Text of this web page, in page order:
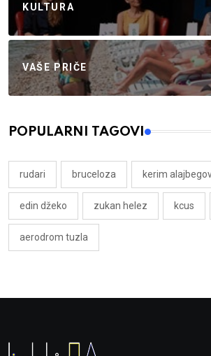
KULTURA
VAŠE PRIČE
POPULARNI TAGOVI
rudari bruceloza kerim
edin džeko zukan helez kcus
aerodrom tuzla